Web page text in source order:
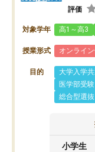
評価
対象学年 高1～高3
授業形式 オンライ
目的 大学入学
医学部受験
総合型選
小学生